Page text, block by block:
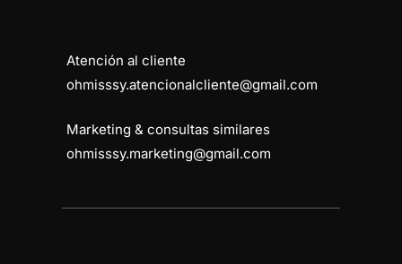
Atención al cliente
ohmisssy.atencionalcliente@gmail.com
Marketing & consultas similares
ohmisssy.marketing@gmail.com